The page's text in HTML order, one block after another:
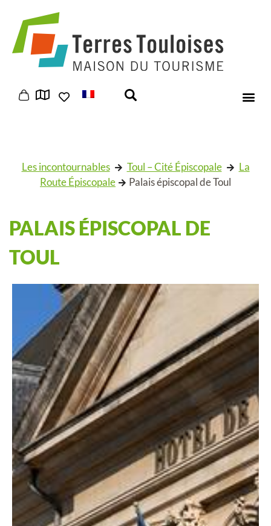
Les incontournables Toul – Cité Épiscopale
La
Route Épiscopale
Palais épiscopal de Toul
PALAIS ÉPISCOPAL DE
TOUL